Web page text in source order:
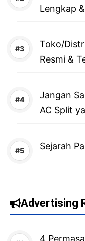
Lengkap
Toko/
Resmi &
Jangan
AC Split
Sejarah
Advertising
4